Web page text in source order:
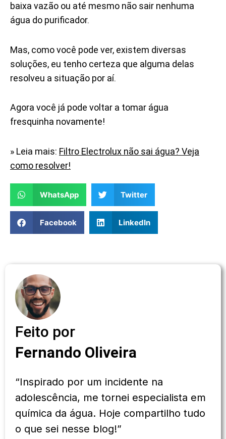
baixa vazão ou até mesmo não sair nenhuma
água do purificador.
Mas, como você pode ver, existem diversas
soluções, eu tenho certeza que alguma delas
resolveu a situação por aí.
Agora você já pode voltar a tomar água
fresquinha novamente!
» Leia mais: Filtro Electrolux não sai água? Veja
como resolver!
WhatsApp Twitter
Facebook LinkedIn
Feito por
Fernando Oliveira
“Inspirado por um incidente na
adolescência, me tornei especialista em
química da água. Hoje compartilho tudo
o que sei nesse blog!”